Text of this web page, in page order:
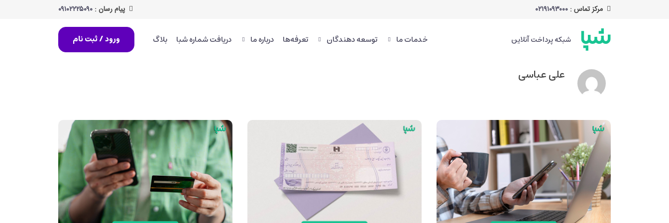
مرکز تماس : ۰۲۱۹۱۰۹۳۰۰۰ پیام رسان : ۰۹۱۰۲۲۲۵۰۹۰
شبکه پرداخت آنلاین خدمات ما توسعه دهندگان تعرفه‌ها درباره ما دریافت شماره شبا بلاگ ورود / ثبت نام
علی عباسی